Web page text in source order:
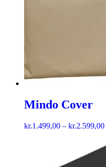
Mindo Cover
kr.1.499,00 – kr.2.599,00